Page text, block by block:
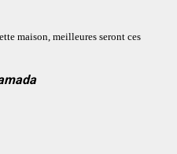
maison, meilleures seront ces